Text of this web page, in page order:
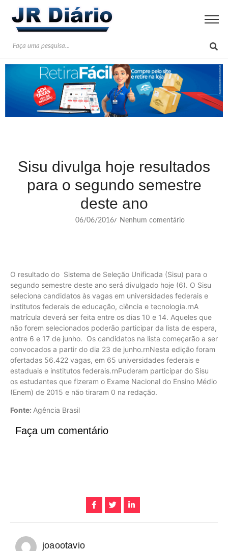
Sisu divulga hoje resultados
para o segundo semestre
deste ano
06/06/2016/ Nenhum comentário
O resultado do Sistema de Seleção Unificada (Sisu) para o
segundo semestre deste ano será divulgado hoje (6). O Sisu
seleciona candidatos às vagas em universidades federais e
institutos federais de educação, ciência e tecnologia.rnA
matrícula deverá ser feita entre os dias 10 e 14. Aqueles que
não forem selecionados poderão participar da lista de espera,
entre 6 e 17 de junho. Os candidatos na lista começarão a ser
convocados a partir do dia 23 de junho.rnNesta edição foram
ofertadas 56.422 vagas, em 65 universidades federais e
estaduais e institutos federais.rnPuderam participar do Sisu
os estudantes que fizeram o Exame Nacional do Ensino Médio
(Enem) de 2015 e não tiraram 0 na redação.
Fonte: Agência Brasil
Faça um comentário
joaootavio